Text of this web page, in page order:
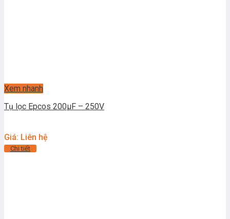
Xem nhanh
Tụ lọc Epcos 200µF – 250V
Giá: Liên hệ
Chi tiết